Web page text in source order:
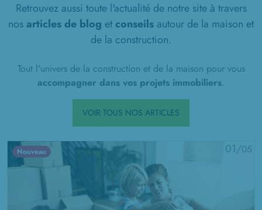
Retrouvez aussi toute l'actualité de notre site à travers
nosarticles de blog et conseils autour de la maison et
de la construction.
Tout l'univers de la construction et de la maison pour vous
accompagner dans vos projets immobiliers.
VOIR TOUS NOS ARTICLES
Nouveau 01/05